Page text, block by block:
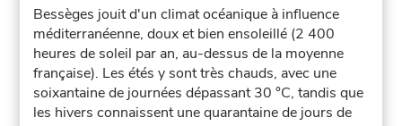
Bessèges jouit d'un climat océanique à influence
méditerranéenne, doux et bien ensoleillé (2 400
heures de soleil par an, au-dessus de la moyenne
française). Les étés y sont très chauds, avec une
soixantaine de journées dépassant 30 °C, tandis que
les hivers connaissent une quarantaine de jours de